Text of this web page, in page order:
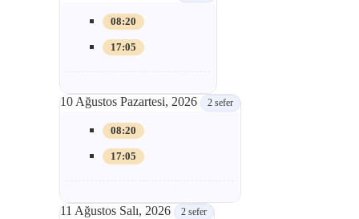
08:20
17:05
10 Ağustos Pazartesi, 2026 2 sefer
08:20
17:05
11 Ağustos Salı, 2026 2 sefer